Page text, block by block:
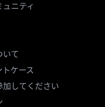
ニティ
いて
ケース
加してください